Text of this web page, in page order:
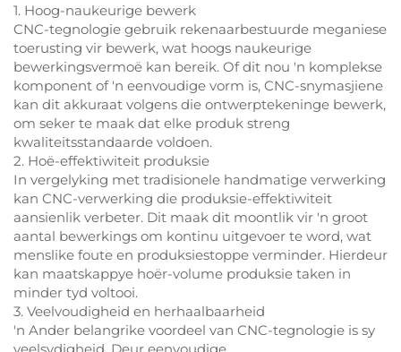
1. Hoog-naukeurige bewerk
CNC-tegnologie gebruik rekenaarbestuurde meganiese
toerusting vir bewerk, wat hoogs naukeurige
bewerkingsvermoë kan bereik. Of dit nou 'n komplekse
komponent of 'n eenvoudige vorm is, CNC-snymasjiene
kan dit akkuraat volgens die ontwerptekeninge bewerk,
om seker te maak dat elke produk streng
kwaliteitsstandaarde voldoen.
2. Hoë-effektiwiteit produksie
In vergelyking met tradisionele handmatige verwerking
kan CNC-verwerking die produksie-effektiwiteit
aansienlik verbeter. Dit maak dit moontlik vir 'n groot
aantal bewerkings om kontinu uitgevoer te word, wat
menslike foute en produksiestoppe verminder. Hierdeur
kan maatskappye hoër-volume produksie taken in
minder tyd voltooi.
3. Veelvoudigheid en herhaalbaarheid
'n Ander belangrike voordeel van CNC-tegnologie is sy